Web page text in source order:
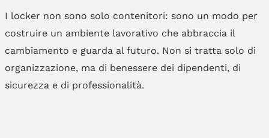
I locker non sono solo contenitori: sono un modo per
costruire un ambiente lavorativo che abbraccia il
cambiamento e guarda al futuro. Non si tratta solo di
organizzazione, ma di benessere dei dipendenti, di
sicurezza e di professionalità.